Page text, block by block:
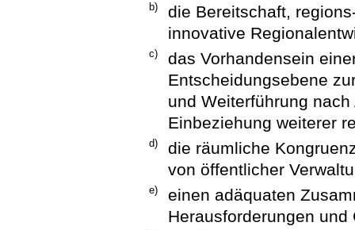
b)
die Bereitschaft,
innovative
c)
das Vorhandensein
Entscheidungsebene
und Weiterführung
Einbeziehung weiterer
d)
die räumliche
von öffentlicher
e)
einen adäquaten
Herausforderungen